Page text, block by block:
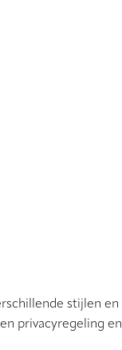
stijlen en
privacyregeling en